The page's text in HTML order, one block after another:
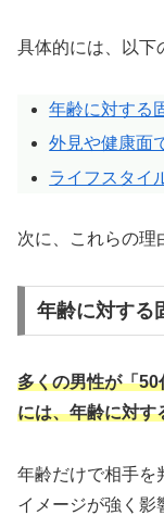
具体的には、以下
年齢に対する
外見や健康面
ライフスタイ
次に、これらの理
年齢に対する
多くの男性が「
には、年齢に対す
年齢だけで相手を
イメージが強く影